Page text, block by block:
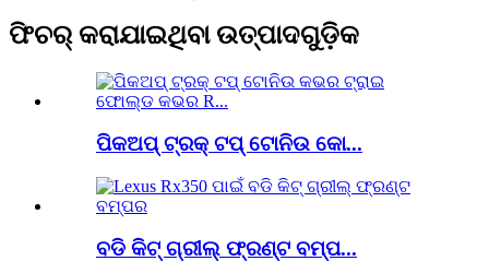
ଫିଚର୍ କରାଯାଇଥିବା ଉତ୍ପାଦଗୁଡ଼ିକ
ପିକଅପ୍ ଟ୍ରକ୍ ଟପ୍ ଟୋନିଉ କୋ...
ବଡି କିଟ୍ ଗ୍ରୀଲ୍ ଫ୍ରଣ୍ଟ ବମ୍ପ...